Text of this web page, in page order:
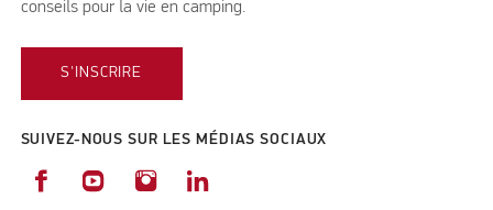
conseils pour la vie en camping.
S'INSCRIRE
SUIVEZ-NOUS SUR LES MÉDIAS SOCIAUX